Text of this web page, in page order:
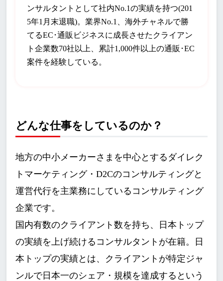
ンサルタントとして社内No.1の実績を持つ(201
5年1月末退職)。業界No.1、海外チャネルで勝
てるEC･通販ビジネスに成長させたクライアン
ト企業数70社以上、累計1,000件以上の通販･EC
案件を経験している。
どんな仕事をしているのか？
地方の中小メーカーさまを中心とするダイレク
トマーケティング・D2Cのコンサルティングと
運営代行を主業務にしているコンサルティング
企業です。
国内有数のクライアント数を持ち、日本トップ
の実績を上げ続けるコンサルタントが在籍。日
本トップの実績とは、クライアントが特定ジャ
ンルで日本一のシェア・規模を達成するという